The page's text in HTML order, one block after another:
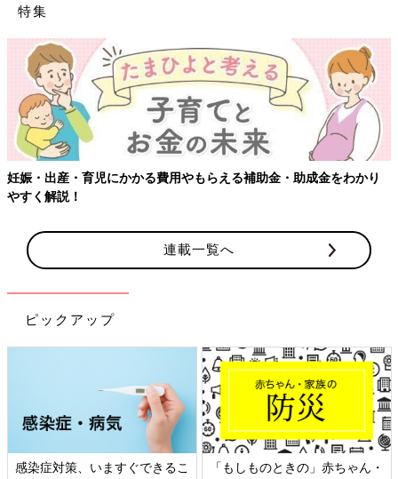
特集
り 【ワクチン接種できるものも】妊婦の感染症対策、知ってお
連載一覧へ
ピックアップ
ゃん・
日本外来小児科学会リーフレッ
六星占術 細木かおりさ